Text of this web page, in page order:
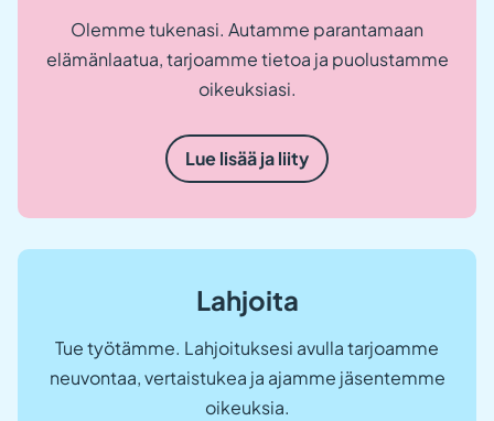
Olemme tukenasi. Autamme parantamaan
elämänlaatua, tarjoamme tietoa ja puolustamme
oikeuksiasi.
Lue lisää ja liity
Lahjoita
Tue työtämme. Lahjoituksesi avulla tarjoamme
neuvontaa, vertaistukea ja ajamme jäsentemme
oikeuksia.